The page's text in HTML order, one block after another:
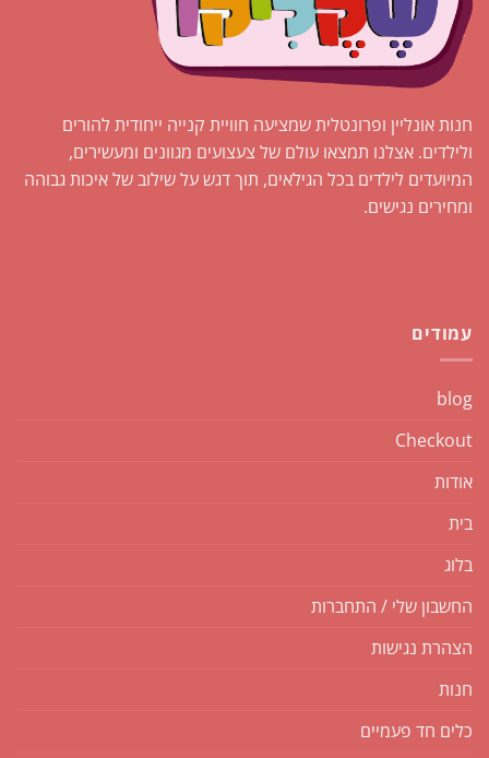
חנות אונליין ופרונטלית שמציעה חוויית קנייה ייחודית להורים
ולילדים. אצלנו תמצאו עולם של צעצועים מגוונים ומעשירים,
המיועדים לילדים בכל הגילאים, תוך דגש על שילוב של איכות גבוהה
ומחירים נגישים.
עמודים
blog
Checkout
אודות
בית
בלוג
החשבון שלי / התחברות
הצהרת נגישות
חנות
כלים חד פעמיים